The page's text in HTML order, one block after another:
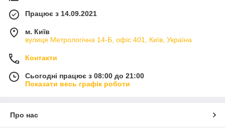
Працює з 14.09.2021
м. Київ
вулиця Метрологічна 14-Б, офіс 401, Київ, Україна
Контакти
Сьогодні працює з 08:00 до 21:00
Показати весь графік роботи
Про нас